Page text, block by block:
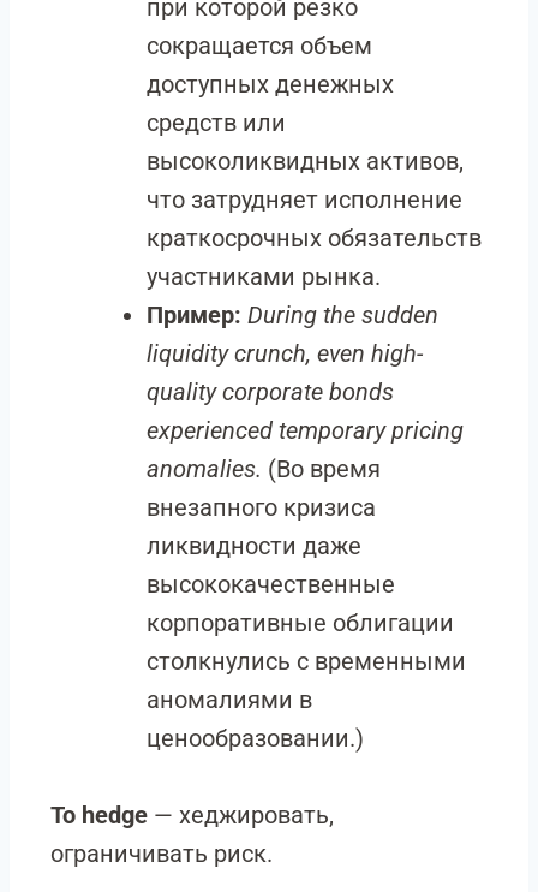
при которой резко
сокращается объем
доступных денежных
средств или
высоколиквидных активов,
что затрудняет исполнение
краткосрочных обязательств
участниками рынка.
Пример: During the sudden
liquidity crunch, even high-
quality corporate bonds
experienced temporary pricing
anomalies. (Во время
внезапного кризиса
ликвидности даже
высококачественные
корпоративные облигации
столкнулись с временными
аномалиями в
ценообразовании.)
To hedge — хеджировать,
ограничивать риск.